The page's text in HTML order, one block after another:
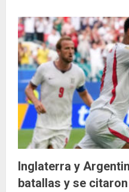
Inglaterra y
batallas y se